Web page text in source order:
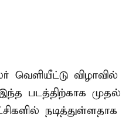
வெளியீட்டு விழாவில்
படத்திற்காக முதல்
நடித்துள்ளதாக